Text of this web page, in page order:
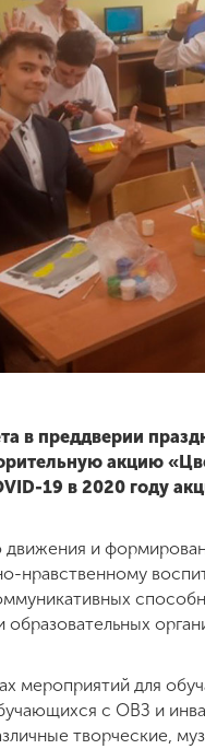
в преддверии
акцию
19 в 2020 году
и
нравственному
мероприятий для
с ОВЗ и
творческие,